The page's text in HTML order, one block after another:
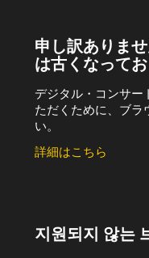
申し訳ありま
は古くなって
デジタル・コンサー
ただくために、ブラ
い。
詳細はこちら
지원되지 않는